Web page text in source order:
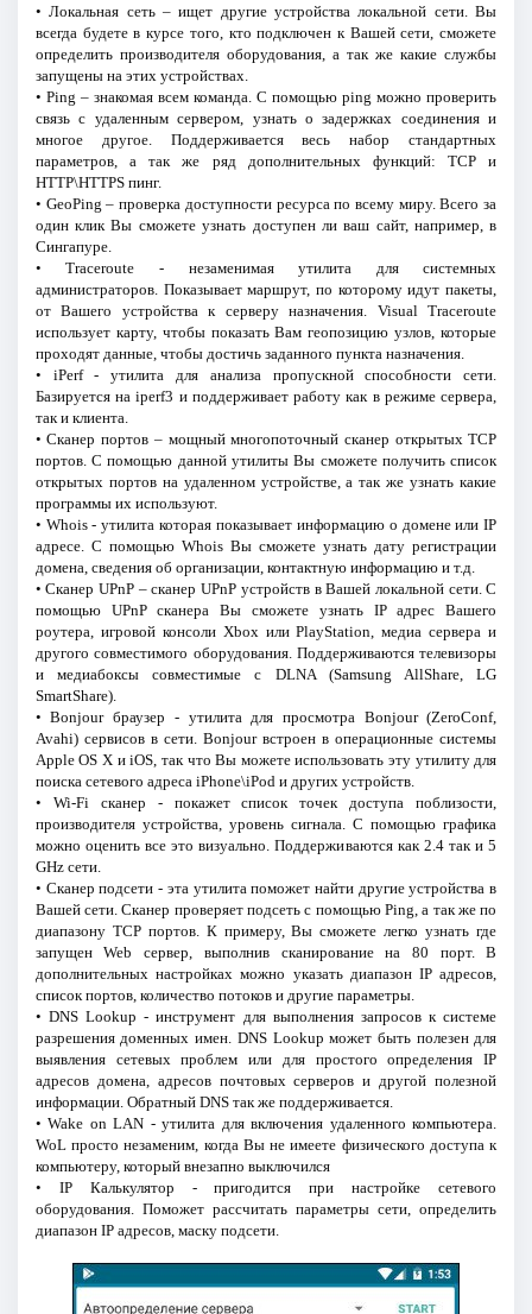
• Локальная сеть – ищет другие устройства локальной сети. Вы
всегда будете в курсе того, кто подключен к Вашей сети, сможете
определить производителя оборудования, а так же какие службы
запущены на этих устройствах.
• Ping – знакомая всем команда. С помощью ping можно проверить
связь с удаленным сервером, узнать о задержках соединения и
многое другое. Поддерживается весь набор стандартных
параметров, а так же ряд дополнительных функций: TCP и
HTTP\HTTPS пинг.
• GeoPing – проверка доступности ресурса по всему миру. Всего за
один клик Вы сможете узнать доступен ли ваш сайт, например, в
Сингапуре.
• Traceroute - незаменимая утилита для системных
администраторов. Показывает маршрут, по которому идут пакеты,
от Вашего устройства к серверу назначения. Visual Traceroute
использует карту, чтобы показать Вам геопозицию узлов, которые
проходят данные, чтобы достичь заданного пункта назначения.
• iPerf - утилита для анализа пропускной способности сети.
Базируется на iperf3 и поддерживает работу как в режиме сервера,
так и клиента.
• Сканер портов – мощный многопоточный сканер открытых TCP
портов. С помощью данной утилиты Вы сможете получить список
открытых портов на удаленном устройстве, а так же узнать какие
программы их используют.
• Whois - утилита которая показывает информацию о домене или IP
адресе. С помощью Whois Вы сможете узнать дату регистрации
домена, сведения об организации, контактную информацию и т.д.
• Сканер UPnP – сканер UPnP устройств в Вашей локальной сети. С
помощью UPnP сканера Вы сможете узнать IP адрес Вашего
роутера, игровой консоли Xbox или PlayStation, медиа сервера и
другого совместимого оборудования. Поддерживаются телевизоры
и медиабоксы совместимые с DLNA (Samsung AllShare, LG
SmartShare).
• Bonjour браузер - утилита для просмотра Bonjour (ZeroConf,
Avahi) сервисов в сети. Bonjour встроен в операционные системы
Apple OS X и iOS, так что Вы можете использовать эту утилиту для
поиска сетевого адреса iPhone\iPod и других устройств.
• Wi-Fi сканер - покажет список точек доступа поблизости,
производителя устройства, уровень сигнала. С помощью графика
можно оценить все это визуально. Поддерживаются как 2.4 так и 5
GHz сети.
• Сканер подсети - эта утилита поможет найти другие устройства в
Вашей сети. Сканер проверяет подсеть с помощью Ping, а так же по
диапазону TCP портов. К примеру, Вы сможете легко узнать где
запущен Web сервер, выполнив сканирование на 80 порт. В
дополнительных настройках можно указать диапазон IP адресов,
список портов, количество потоков и другие параметры.
• DNS Lookup - инструмент для выполнения запросов к системе
разрешения доменных имен. DNS Lookup может быть полезен для
выявления сетевых проблем или для простого определения IP
адресов домена, адресов почтовых серверов и другой полезной
информации. Обратный DNS так же поддерживается.
• Wake on LAN - утилита для включения удаленного компьютера.
WoL просто незаменим, когда Вы не имеете физического доступа к
компьютеру, который внезапно выключился
• IP Калькулятор - пригодится при настройке сетевого
оборудования. Поможет рассчитать параметры сети, определить
диапазон IP адресов, маску подсети.